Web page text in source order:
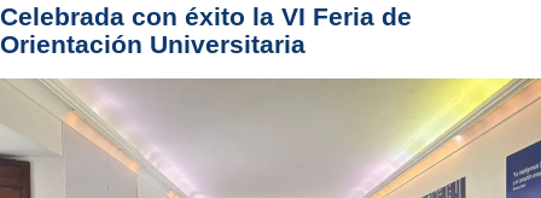
Celebrada con éxito la VI Feria de
Orientación Universitaria